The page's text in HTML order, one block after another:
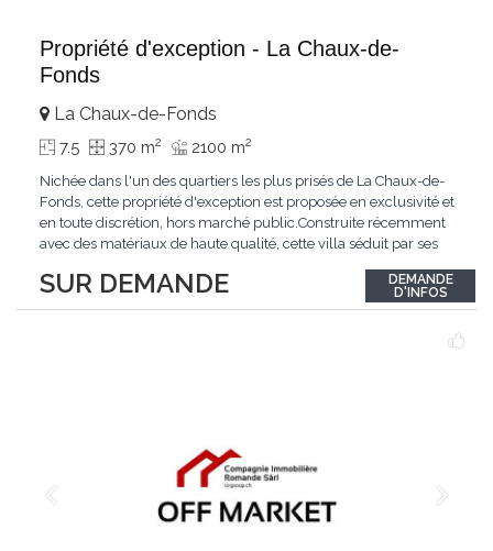
Propriété d'exception - La Chaux-de-
Fonds
SUR DEMANDE
La Chaux-de-Fonds
7.5 370 m2 2100 m2
Nichée dans l'un des quartiers les plus prisés de La Chaux-de-
Fonds, cette propriété d'exception est proposée en exclusivité et
en toute discrétion, hors marché public.Construite récemment
avec des matériaux de haute qualité, cette villa séduit par ses
remarquable.L'espace de vie s'ouvre sur un jardin avec piscine,
un véritable...
DEMANDE
D'INFOS